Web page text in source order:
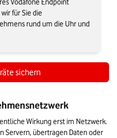
Vodafone Endpoint
für Sie die
rund um die Uhr und
sichern
Wirkung erst im Netzwerk.
Servern, übertragen Daten oder